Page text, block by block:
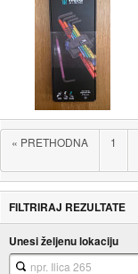
« PRETHODNA 1
FILTRIRAJ REZULTATE
Unesi željenu lokaciju